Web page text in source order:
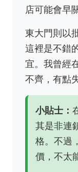
店可能會早
東大門則以
這裡是不錯
宜。我曾經
不齊，有點
小貼士：
其是非連
格。不過
價，不太